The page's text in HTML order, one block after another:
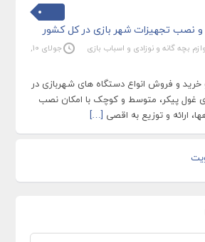
نصب تجهیزات شهر بازی در کل کشور
بچه گانه و نوزادی و اسباب بازی
جولای 10,
خرید و فروش انواع دستگاه های شهربازی در
غول پیکر، متوسط و کوچک با امکان نصب
ارائه و توزیع به اقصی […]